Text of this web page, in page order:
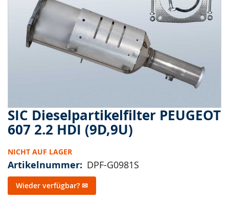
SIC Dieselpartikelfilter PEUGEOT
607 2.2 HDI (9D,9U)
NICHT AUF LAGER
Artikelnummer DPF-G0981S
Wieder verfügbar? ✉
springen
Zum
Anfang
der
springen